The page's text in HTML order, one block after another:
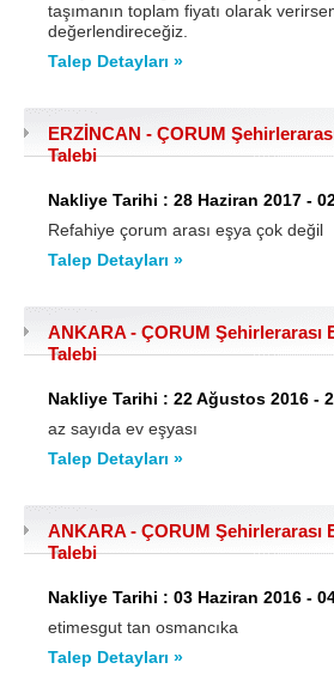
taşımanın toplam fiyatı olarak
değerlendireceğiz.
Talep Detayları »
ERZİNCAN - ÇORUM
Talebi
Nakliye Tarihi : 28 Haziran 2017 -
Refahiye çorum arası eşya çok değil
Talep Detayları »
ANKARA - ÇORUM Şehirlerarası
Talebi
Nakliye Tarihi : 22 Ağustos 2016 -
az sayıda ev eşyası
Talep Detayları »
ANKARA - ÇORUM Şehirlerarası
Talebi
Nakliye Tarihi : 03 Haziran 2016 -
etimesgut tan osmancıka
Talep Detayları »